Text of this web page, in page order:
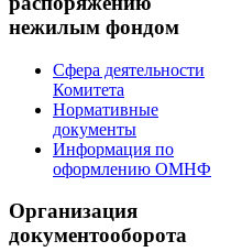
нежилым фондом
Сфера деятельности
Комитета
Нормативные
документы
Информация по
оформлению ОМНФ
Организация
документооборота